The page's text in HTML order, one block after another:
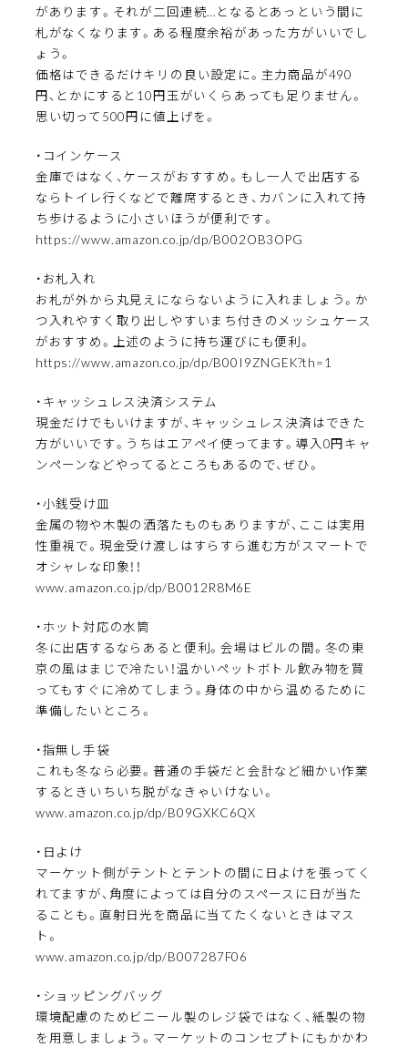
があります。それが二回連続…となるとあっという間に
札がなくなります。ある程度余裕があった方がいいでし
ょう。
価格はできるだけキリの良い設定に。主力商品が490
円、とかにすると10円玉がいくらあっても足りません。
思い切って500円に値上げを。
・コインケース
金庫ではなく、ケースがおすすめ。もし一人で出店する
ならトイレ行くなどで離席するとき、カバンに入れて持
ち歩けるように小さいほうが便利です。
https://www.amazon.co.jp/dp/B002OB3OPG
・お札入れ
お札が外から丸見えにならないように入れましょう。か
つ入れやすく取り出しやすいまち付きのメッシュケース
がおすすめ。上述のように持ち運びにも便利。
https://www.amazon.co.jp/dp/B00I9ZNGEK?th=1
・キャッシュレス決済システム
現金だけでもいけますが、キャッシュレス決済はできた
方がいいです。うちはエアペイ使ってます。導入0円キャ
ンペーンなどやってるところもあるので、ぜひ。
・小銭受け皿
金属の物や木製の洒落たものもありますが、ここは実用
性重視で。現金受け渡しはすらすら進む方がスマートで
オシャレな印象！！
www.amazon.co.jp/dp/B0012R8M6E
・ホット対応の水筒
冬に出店するならあると便利。会場はビルの間。冬の東
京の風はまじで冷たい！温かいペットボトル飲み物を買
ってもすぐに冷めてしまう。身体の中から温めるために
準備したいところ。
・指無し手袋
これも冬なら必要。普通の手袋だと会計など細かい作業
するときいちいち脱がなきゃいけない。
www.amazon.co.jp/dp/B09GXKC6QX
・日よけ
マーケット側がテントとテントの間に日よけを張ってく
れてますが、角度によっては自分のスペースに日が当た
ることも。直射日光を商品に当てたくないときはマス
ト。
www.amazon.co.jp/dp/B007287F06
・ショッピングバッグ
環境配慮のためビニール製のレジ袋ではなく、紙製の物
を用意しましょう。マーケットのコンセプトにもかかわ